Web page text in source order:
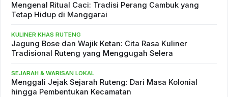
Mengenal Ritual Caci: Tradisi Perang Cambuk yang
Tetap Hidup di Manggarai
KULINER KHAS RUTENG
Jagung Bose dan Wajik Ketan: Cita Rasa Kuliner
Tradisional Ruteng yang Menggugah Selera
SEJARAH & WARISAN LOKAL
Menggali Jejak Sejarah Ruteng: Dari Masa Kolonial
hingga Pembentukan Kecamatan